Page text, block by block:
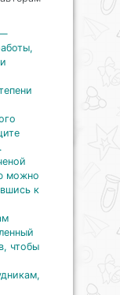
можно
к
чтобы